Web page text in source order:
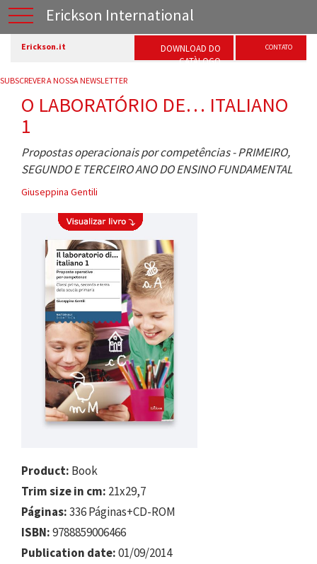
Erickson International
Erickson.it
DOWNLOAD DO
CATÀLOGO
CONTATO
SUBSCREVER A NOSSA NEWSLETTER
O LABORATÓRIO DE… ITALIANO
1
Propostas operacionais por competências - PRIMEIRO,
SEGUNDO E TERCEIRO ANO DO ENSINO FUNDAMENTAL
Giuseppina Gentili
Product: Book
Trim size in cm: 21x29,7
Páginas:336 Páginas+CD-ROM
ISBN:9788859006466
Publication date:01/09/2014